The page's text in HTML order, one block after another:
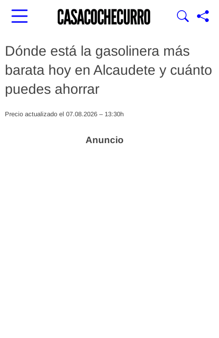
Dónde está la gasolinera más
barata hoy en Alcaudete y cuánto
puedes ahorrar
Precio actualizado el 07.08.2026 – 13:30h